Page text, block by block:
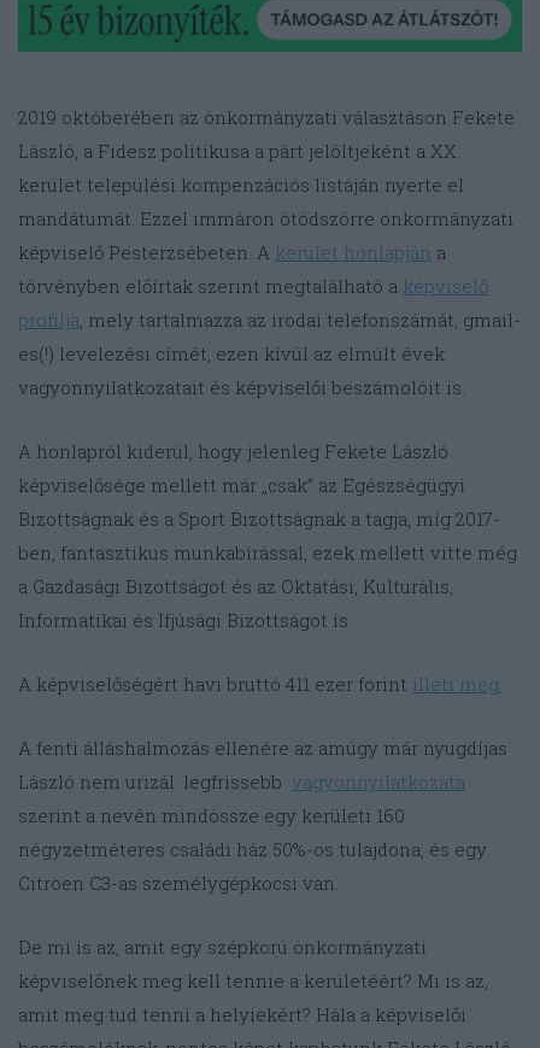
2019 októberében az önkormányzati választáson Fekete
László, a Fidesz politikusa a párt jelöltjeként a XX.
kerület települési kompenzációs listáján nyerte el
mandátumát. Ezzel immáron ötödszörre önkormányzati
képviselő Pesterzsébeten. A kerület honlapján a
törvényben előírtak szerint megtalálható a képviselő
profilja , mely tartalmazza az irodai telefonszámát, gmail-
es(!) levelezési címét, ezen kívül az elmúlt évek
vagyonnyilatkozatait és képviselői beszámolóit is.
A honlapról kiderül, hogy jelenleg Fekete László
képviselősége mellett már „csak” az Egészségügyi
Bizottságnak és a Sport Bizottságnak a tagja, míg 2017-
ben, fantasztikus munkabírással, ezek mellett vitte még
a Gazdasági Bizottságot és az Oktatási, Kulturális,
Informatikai és Ifjúsági Bizottságot is.
A képviselőségért havi bruttó 411 ezer forint illeti meg.
A fenti álláshalmozás ellenére az amúgy már nyugdíjas
László nem urizál: legfrissebb vagyonnyilatkozata
szerint a nevén mindössze egy kerületi 160
négyzetméteres családi ház 50%-os tulajdona, és egy
Citroen C3-as személygépkocsi van.
De mi is az, amit egy szépkorú önkormányzati
képviselőnek meg kell tennie a kerületéért? Mi is az,
amit meg tud tenni a helyiekért? Hála a képviselői